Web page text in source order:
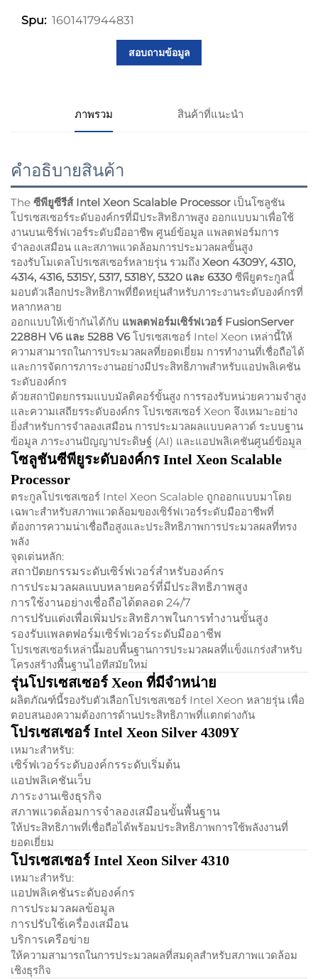
Spu: 1601417944831
สอบถามข้อมูล
ภาพรวม สินค้าที่แนะนำ
คำอธิบายสินค้า
The ซีพียูซีรีส์ Intel Xeon Scalable Processor เป็นโซลูชัน
โปรเซสเซอร์ระดับองค์กรที่มีประสิทธิภาพสูง ออกแบบมาเพื่อใช้
งานบนเซิร์ฟเวอร์ระดับมืออาชีพ ศูนย์ข้อมูล แพลตฟอร์มการ
จำลองเสมือน และสภาพแวดล้อมการประมวลผลขั้นสูง
รองรับโมเดลโปรเซสเซอร์หลายรุ่น รวมถึง Xeon 4309Y, 4310,
4314, 4316, 5315Y, 5317, 5318Y, 5320 และ 6330 ซีพียูตระกูลนี้
มอบตัวเลือกประสิทธิภาพที่ยืดหยุ่นสำหรับภาระงานระดับองค์กรที่
หลากหลาย
ออกแบบให้เข้ากันได้กับ แพลตฟอร์มเซิร์ฟเวอร์ FusionServer
2288H V6 และ 5288 V6โปรเซสเซอร์ Intel Xeon เหล่านี้ให้
ความสามารถในการประมวลผลที่ยอดเยี่ยม การทำงานที่เชื่อถือได้
และการจัดการภาระงานอย่างมีประสิทธิภาพสำหรับแอปพลิเคชัน
ระดับองค์กร
ด้วยสถาปัตยกรรมแบบมัลติคอร์ขั้นสูง การรองรับหน่วยความจำสูง
และความเสถียรระดับองค์กร โปรเซสเซอร์ Xeon จึงเหมาะอย่าง
ยิ่งสำหรับการจำลองเสมือน การประมวลผลแบบคลาวด์ ระบบฐาน
ข้อมูล ภาระงานปัญญาประดิษฐ์ (AI) และแอปพลิเคชันศูนย์ข้อมูล
โซลูชันซีพียูระดับองค์กร Intel Xeon Scalable
Processor
ตระกูลโปรเซสเซอร์ Intel Xeon Scalable ถูกออกแบบมาโดย
เฉพาะสำหรับสภาพแวดล้อมของเซิร์ฟเวอร์ระดับมืออาชีพที่
ต้องการความน่าเชื่อถือสูงและประสิทธิภาพการประมวลผลที่ทรง
พลัง
จุดเด่นหลัก:
สถาปัตยกรรมระดับเซิร์ฟเวอร์สำหรับองค์กร
การประมวลผลแบบหลายคอร์ที่มีประสิทธิภาพสูง
การใช้งานอย่างเชื่อถือได้ตลอด 24/7
การปรับแต่งเพื่อเพิ่มประสิทธิภาพในการทำงานขั้นสูง
รองรับแพลตฟอร์มเซิร์ฟเวอร์ระดับมืออาชีพ
โปรเซสเซอร์เหล่านี้มอบพื้นฐานการประมวลผลที่แข็งแกร่งสำหรับ
โครงสร้างพื้นฐานไอทีสมัยใหม่
รุ่นโปรเซสเซอร์ Xeon ที่มีจำหน่าย
ผลิตภัณฑ์นี้รองรับตัวเลือกโปรเซสเซอร์ Intel Xeon หลายรุ่น เพื่อ
ตอบสนองความต้องการด้านประสิทธิภาพที่แตกต่างกัน
โปรเซสเซอร์ Intel Xeon Silver 4309Y
เหมาะสำหรับ:
เซิร์ฟเวอร์ระดับองค์กรระดับเริ่มต้น
แอปพลิเคชันเว็บ
ภาระงานเชิงธุรกิจ
สภาพแวดล้อมการจำลองเสมือนขั้นพื้นฐาน
ให้ประสิทธิภาพที่เชื่อถือได้พร้อมประสิทธิภาพการใช้พลังงานที่
ยอดเยี่ยม
โปรเซสเซอร์ Intel Xeon Silver 4310
เหมาะสำหรับ:
แอปพลิเคชันระดับองค์กร
การประมวลผลข้อมูล
การปรับใช้เครื่องเสมือน
บริการเครือข่าย
ให้ความสามารถในการประมวลผลที่สมดุลสำหรับสภาพแวดล้อม
เชิงธุรกิจ